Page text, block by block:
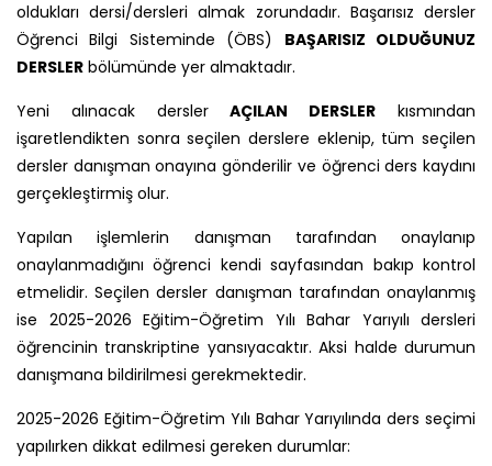
oldukları dersi/dersleri almak zorundadır. Başarısız dersler
Öğrenci Bilgi Sisteminde (ÖBS) BAŞARISIZ OLDUĞUNUZ
DERSLER bölümünde yer almaktadır.
Yeni alınacak derslerAÇILAN DERSLER kısmından
işaretlendikten sonra seçilen derslere eklenip, tüm seçilen
dersler danışman onayına gönderilir ve öğrenci ders kaydını
gerçekleştirmiş olur.
Yapılan işlemlerin danışman tarafından onaylanıp
onaylanmadığını öğrenci kendi sayfasından bakıp kontrol
etmelidir. Seçilen dersler danışman tarafından onaylanmış
ise 2025-2026 Eğitim-Öğretim Yılı Bahar Yarıyılı dersleri
öğrencinin transkriptine yansıyacaktır. Aksi halde durumun
danışmana bildirilmesi gerekmektedir.
2025-2026 Eğitim-Öğretim Yılı Bahar Yarıyılında ders seçimi
yapılırken dikkat edilmesi gereken durumlar: